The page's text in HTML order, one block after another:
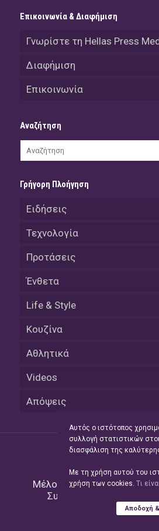
Επικοινωνία & Διαφήμιση
Γνωρίστε τη Hellas Press
Διαφήμιση
Επικοινωνία
Αναζήτηση
Γρήγορη Πλοήγηση
Ειδήσεις
Τεχνολογία
Προτάσεις
Ένθετα
Life & Style
Κουζίνα
Αθλητικά
Videos
Απόψεις
Μέλος του Δικτύου της
Συντήρηση και Ανάπτυξη
Αυτός ο ιστότοπος
συλλογή στατιστικών
διασφάλιση της
Με τη χρήση αυτού του
χρήση των cookies. Tι
Αποδοχή